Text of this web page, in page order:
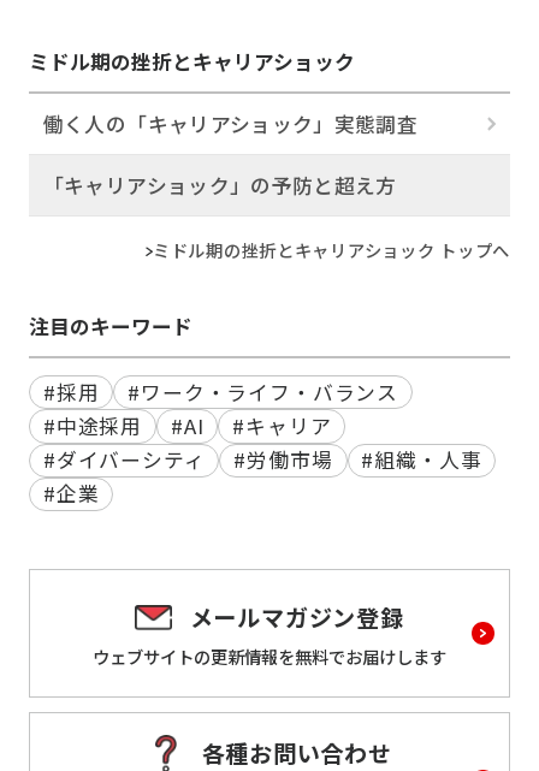
ミドル期の挫折とキャリアショック
働く人の「キャリアショック」実態調査
「キャリアショック」の予防と超え方
ミドル期の挫折とキャリアショック トップへ
注目のキーワード
#採用
#ワーク・ライフ・バランス
#中途採用
#AI
#キャリア
#ダイバーシティ
#労働市場
#組織・人事
#企業
メールマガジン登録
ウェブサイトの更新情報を無料でお届けします
各種お問い合わせ